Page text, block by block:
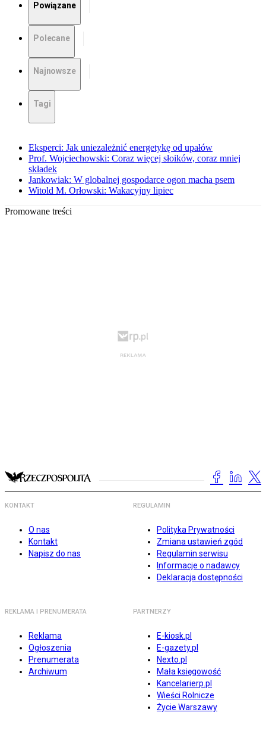
Powiązane
Polecane
Najnowsze
Tagi
Eksperci: Jak uniezależnić energetykę od upałów
Prof. Wojciechowski: Coraz więcej słoików, coraz mniej
składek
Jankowiak: W globalnej gospodarce ogon macha psem
Witold M. Orłowski: Wakacyjny lipiec
Promowane treści
KONTAKT
O nas
Kontakt
Napisz do nas
REGULAMIN
Polityka Prywatności
Zmiana ustawień zgód
Regulamin serwisu
Informacje o nadawcy
Deklaracja dostępności
REKLAMA I PRENUMERATA
Reklama
Ogłoszenia
Prenumerata
Archiwum
PARTNERZY
E-kiosk.pl
E-gazety.pl
Nexto.pl
Mała księgowość
Kancelarierp.pl
Wieści Rolnicze
Życie Warszawy